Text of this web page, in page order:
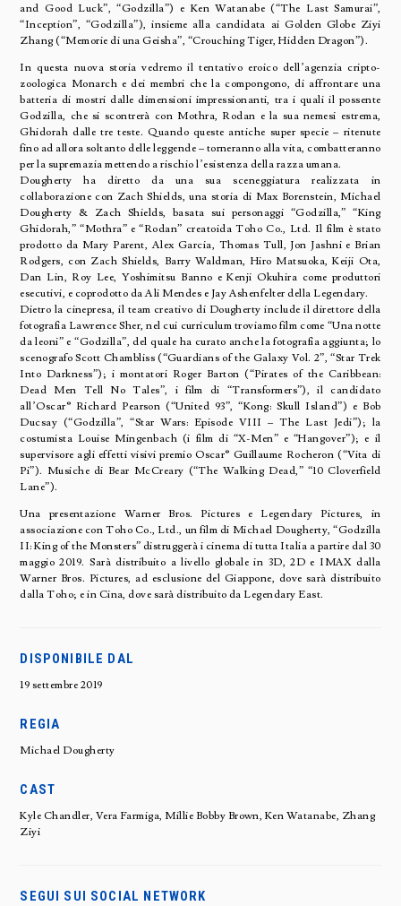
and Good Luck”, “Godzilla”) e Ken Watanabe (“The Last Samurai”,
“Inception”, “Godzilla”), insieme alla candidata ai Golden Globe Ziyi
Zhang (“Memorie di una Geisha”, “Crouching Tiger, Hidden Dragon”).
In questa nuova storia vedremo il tentativo eroico dell’agenzia cripto-
zoologica Monarch e dei membri che la compongono, di affrontare una
batteria di mostri dalle dimensioni impressionanti, tra i quali il possente
Godzilla, che si scontrerà con Mothra, Rodan e la sua nemesi estrema,
Ghidorah dalle tre teste. Quando queste antiche super specie – ritenute
fino ad allora soltanto delle leggende – torneranno alla vita, combatteranno
per la supremazia mettendo a rischio l’esistenza della razza umana.
Dougherty ha diretto da una sua sceneggiatura realizzata in
collaborazione con Zach Shields, una storia di Max Borenstein, Michael
Dougherty & Zach Shields, basata sui personaggi “Godzilla,” “King
Ghidorah,” “Mothra” e “Rodan” creatoida Toho Co., Ltd. Il film è stato
prodotto da Mary Parent, Alex Garcia, Thomas Tull, Jon Jashni e Brian
Rodgers, con Zach Shields, Barry Waldman, Hiro Matsuoka, Keiji Ota,
Dan Lin, Roy Lee, Yoshimitsu Banno e Kenji Okuhira come produttori
esecutivi, e coprodotto da Ali Mendes e Jay Ashenfelter della Legendary.
Dietro la cinepresa, il team creativo di Dougherty include il direttore della
fotografia Lawrence Sher, nel cui curriculum troviamo film come “Una notte
da leoni” e “Godzilla”, del quale ha curato anche la fotografia aggiunta; lo
scenografo Scott Chambliss (“Guardians of the Galaxy Vol. 2”, “Star Trek
Into Darkness”); i montatori Roger Barton (“Pirates of the Caribbean:
Dead Men Tell No Tales”, i film di “Transformers”), il candidato
all’Oscar® Richard Pearson (“United 93”, “Kong: Skull Island”) e Bob
Ducsay (“Godzilla”, “Star Wars: Episode VIII – The Last Jedi”); la
costumista Louise Mingenbach (i film di “X-Men” e “Hangover”); e il
supervisore agli effetti visivi premio Oscar® Guillaume Rocheron (“Vita di
Pi”). Musiche di Bear McCreary (“The Walking Dead,” “10 Cloverfield
Lane”).
Una presentazione Warner Bros. Pictures e Legendary Pictures, in
associazione con Toho Co., Ltd., un film di Michael Dougherty, “Godzilla
II: King of the Monsters” distruggerà i cinema di tutta Italia a partire dal 30
maggio 2019. Sarà distribuito a livello globale in 3D, 2D e IMAX dalla
Warner Bros. Pictures, ad esclusione del Giappone, dove sarà distribuito
dalla Toho; e in Cina, dove sarà distribuito da Legendary East.
DISPONIBILE DAL
19 settembre 2019
REGIA
Michael Dougherty
CAST
Kyle Chandler, Vera Farmiga, Millie Bobby Brown, Ken Watanabe, Zhang
Ziyi
SEGUI SUI SOCIAL NETWORK